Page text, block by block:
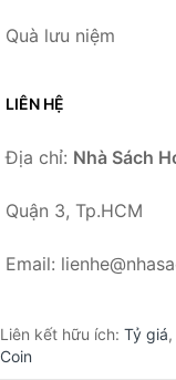
Quà lưu niệm
LIÊN HỆ
Địa chỉ: Nhà Sách
Quận 3, Tp.HCM
Email:
Liên kết hữu ích: Tỷ giá,
Coin